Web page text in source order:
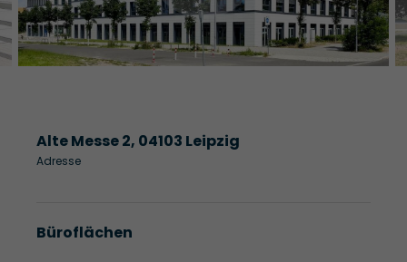
Alte Messe 2, 04103 Leipzig
Adresse
Büroflächen